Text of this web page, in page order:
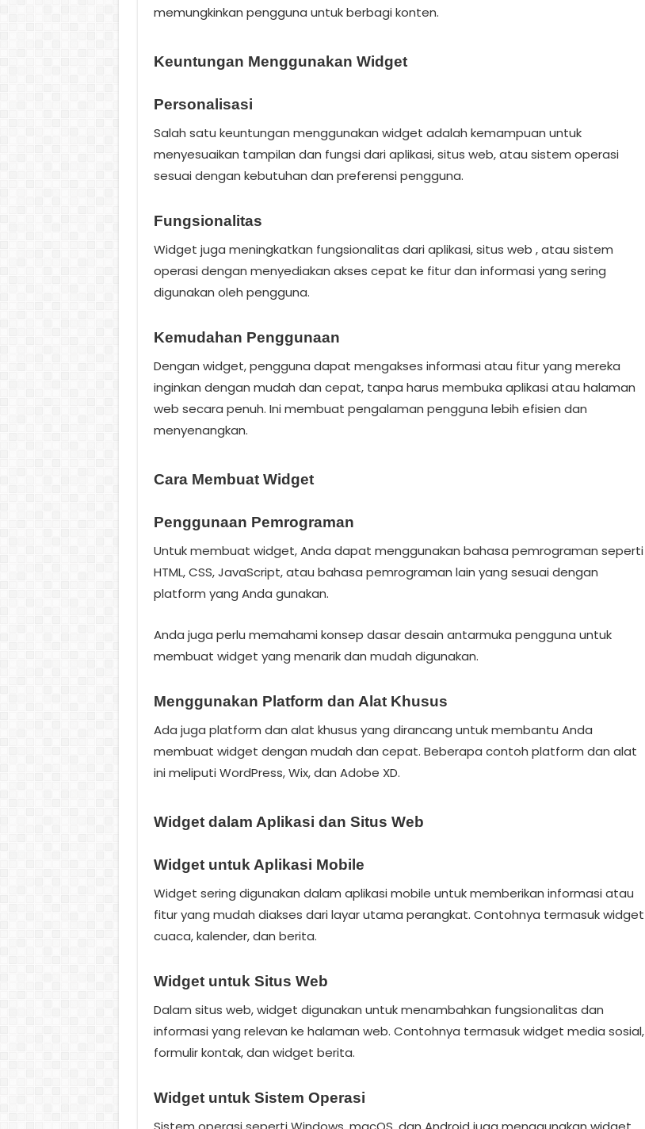
memungkinkan pengguna untuk berbagi konten.
Keuntungan Menggunakan Widget
Personalisasi
Salah satu keuntungan menggunakan widget adalah kemampuan untuk
menyesuaikan tampilan dan fungsi dari aplikasi, situs web, atau sistem operasi
sesuai dengan kebutuhan dan preferensi pengguna.
Fungsionalitas
Widget juga meningkatkan fungsionalitas dari aplikasi, situs web , atau sistem
operasi dengan menyediakan akses cepat ke fitur dan informasi yang sering
digunakan oleh pengguna.
Kemudahan Penggunaan
Dengan widget, pengguna dapat mengakses informasi atau fitur yang mereka
inginkan dengan mudah dan cepat, tanpa harus membuka aplikasi atau halaman
web secara penuh. Ini membuat pengalaman pengguna lebih efisien dan
menyenangkan.
Cara Membuat Widget
Penggunaan Pemrograman
Untuk membuat widget, Anda dapat menggunakan bahasa pemrograman seperti
HTML, CSS, JavaScript, atau bahasa pemrograman lain yang sesuai dengan
platform yang Anda gunakan.
Anda juga perlu memahami konsep dasar desain antarmuka pengguna untuk
membuat widget yang menarik dan mudah digunakan.
Menggunakan Platform dan Alat Khusus
Ada juga platform dan alat khusus yang dirancang untuk membantu Anda
membuat widget dengan mudah dan cepat. Beberapa contoh platform dan alat
ini meliputi WordPress, Wix, dan Adobe XD.
Widget dalam Aplikasi dan Situs Web
Widget untuk Aplikasi Mobile
Widget sering digunakan dalam aplikasi mobile untuk memberikan informasi atau
fitur yang mudah diakses dari layar utama perangkat. Contohnya termasuk widget
cuaca, kalender, dan berita.
Widget untuk Situs Web
Dalam situs web, widget digunakan untuk menambahkan fungsionalitas dan
informasi yang relevan ke halaman web. Contohnya termasuk widget media sosial,
formulir kontak, dan widget berita.
Widget untuk Sistem Operasi